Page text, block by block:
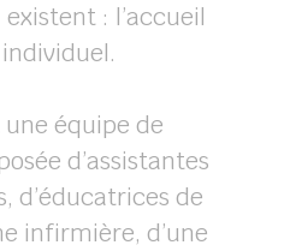
: l’accueil
une équipe de
d’assistantes
d’éducatrices de
infirmière, d’une